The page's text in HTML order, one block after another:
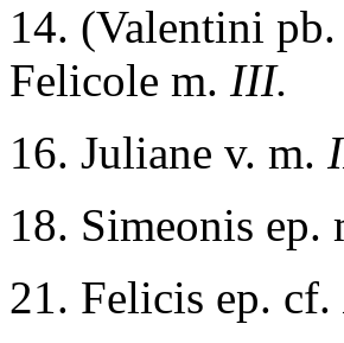
14. (Valentini
Felicole m. III.
16. Juliane v. m.
18. Simeonis ep.
21. Felicis ep. cf.